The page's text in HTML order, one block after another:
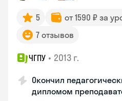
5 от 1590 ₽ за
7 отзывов
ЧГПУ • 2013 г.
Окончил
дипломом